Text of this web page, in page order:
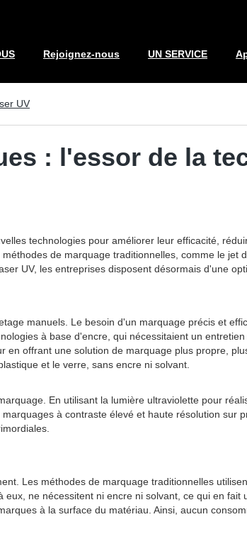
Rejoignez-nous UN SERVICE
UV
: l'essor de la
technologies pour améliorer leur efficacité,
de marquage traditionnelles, comme le
UV, les entreprises disposent désormais d'une
manuels. Le besoin d'un marquage précis et
à base d'encre, qui nécessitaient un
offrant une solution de marquage plus propre,
et le verre, sans encre ni solvant.
En utilisant la lumière ultraviolette pour
à contraste élevé et haute résolution sur
Les méthodes de marquage traditionnelles
ne nécessitent ni encre ni solvant, ce qui en
à la surface du matériau. Ainsi, aucun